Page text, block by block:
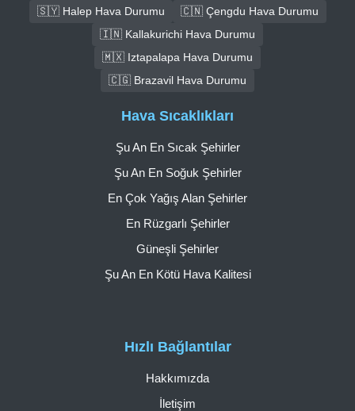
🇸🇾 Halep Hava Durumu
🇨🇳 Çengdu Hava Durumu
🇮🇳 Kallakurichi Hava Durumu
🇲🇽 Iztapalapa Hava Durumu
🇨🇬 Brazavil Hava Durumu
Hızlı Bağlantılar
Hakkımızda
İletişim
Hava Sıcaklıkları
Şu An En Sıcak Şehirler
Şu An En Soğuk Şehirler
En Çok Yağış Alan Şehirler
En Rüzgarlı Şehirler
Güneşli Şehirler
Şu An En Kötü Hava Kalitesi